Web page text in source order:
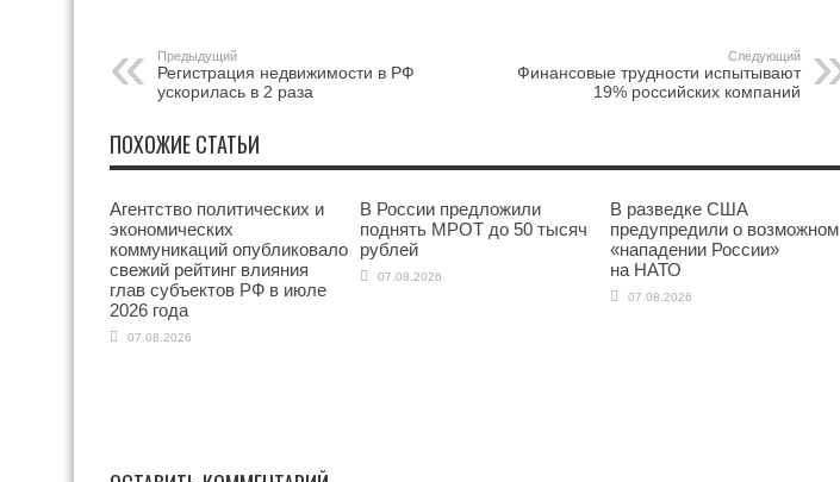
Предыдущий
Регистрация недвижимости в РФ
ускорилась в 2 раза
Следующий
Финансовые трудности испытывают
19% российских компаний
ПОХОЖИЕ СТАТЬИ
Агентство политических и
экономических
коммуникаций опубликовало
свежий рейтинг влияния
глав субъектов РФ в июле
2026 года
07.08.2026
В России предложили
поднять МРОТ до 50 тысяч
рублей
07.08.2026
В разведке США
предупредили о возможном
«нападении России»
на НАТО
07.08.2026